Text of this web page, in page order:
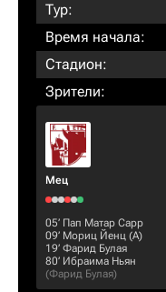
Тур:
Время начала:
Стадион:
Зрители:
Мец
05‎’‎ Пап Матар Сарр
09‎’‎ Мориц Йенц (А)
19‎’‎ Фарид Булая
80‎’‎ Ибраима Ньян
(Фарид Булая)